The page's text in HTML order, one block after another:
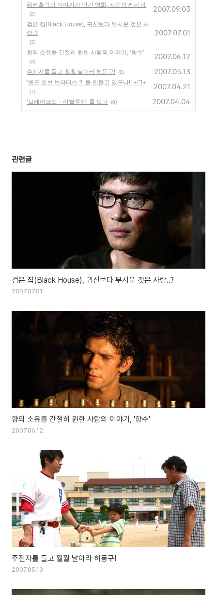
워커홀릭의 이야기가 담긴 영화, 사랑의 레시피
(2)
2007.09.03
검은 집(Black House), 귀신보다 무서운 것은 사
람..?
(3)
2007.07.01
향의 소유를 간절히 원한 사람의 이야기, '향수'
(3)
2007.06.12
주전자를 들고 훨훨 날아라 허동구! (0) 2007.05.13
'밴드 오브 브라더스 2' 를 만들고 있구나!! +□+
(7)
2007.04.21
'브레이크업 - 이별후애' 를 보다 (0) 2007.04.04
관련글
검은 집(Black House), 귀신보다 무서운 것은 사람..?
2007.07.01
향의 소유를 간절히 원한 사람의 이야기, '향수'
2007.06.12
주전자를 들고 훨훨 날아라 허동구!
2007.05.13